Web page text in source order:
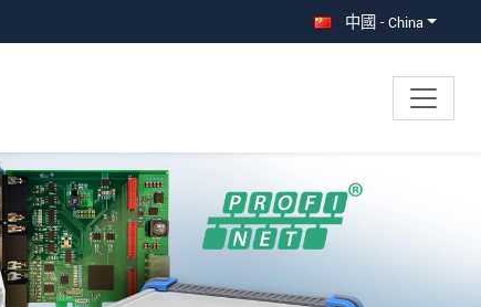
中國 - China